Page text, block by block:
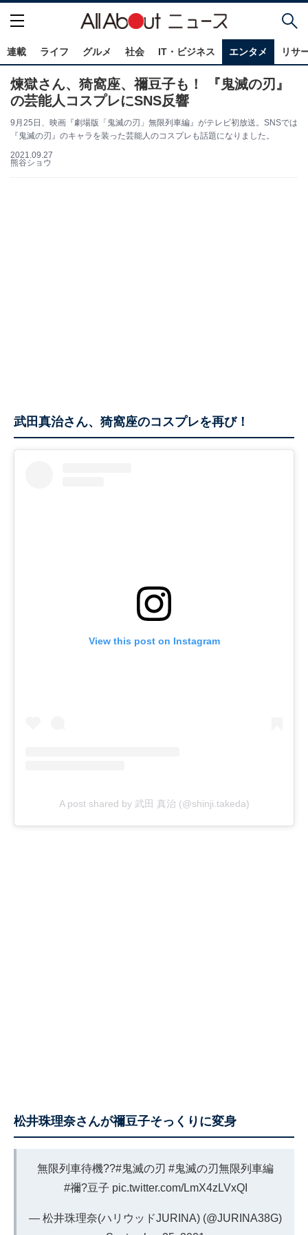
連載 ライフ グルメ 社会 IT・ビジネス エンタメ リサ
煉獄さん、猗窩座、禰豆子も！ 『鬼滅の刃』
の芸能人コスプレにSNS反響
9月25日、映画『劇場版「鬼滅の刃」無限列車編』がテレビ初放送。SNSでは
『鬼滅の刃』のキャラを装った芸能人のコスプレも話題になりました。
2021.09.27
熊谷ショウ
武田真治さん、猗窩座のコスプレを再び！
View this post on Instagram
A post shared by 武田 真治 (@shinji.takeda)
松井珠理奈さんが禰豆子そっくりに変身
無限列車待機??#鬼滅の刃 #鬼滅の刃無限列車編
#禰?豆子 pic.twitter.com/LmX4zLVxQI
— 松井珠理奈(ハリウッドJURINA) (@JURINA38G)